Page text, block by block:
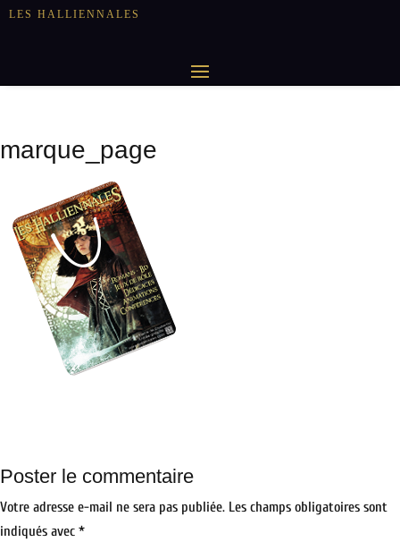
LES HALLIENNALES
marque_page
Poster le commentaire
Votre adresse e-mail ne sera pas publiée. Les champs obligatoires sont
indiqués avec *